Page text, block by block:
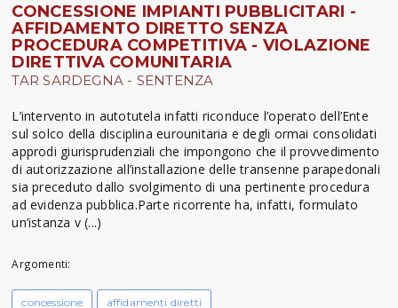
CONCESSIONE IMPIANTI PUBBLICITARI -
AFFIDAMENTO DIRETTO SENZA
PROCEDURA COMPETITIVA - VIOLAZIONE
DIRETTIVA COMUNITARIA
TAR SARDEGNA - SENTENZA
L’intervento in autotutela infatti riconduce l’operato dell’Ente
sul solco della disciplina eurounitaria e degli ormai consolidati
approdi giurisprudenziali che impongono che il provvedimento
di autorizzazione all’installazione delle transenne parapedonali
sia preceduto dallo svolgimento di una pertinente procedura
ad evidenza pubblica.Parte ricorrente ha, infatti, formulato
un’istanza v (...)
Argomenti:
concessione affidamenti diretti